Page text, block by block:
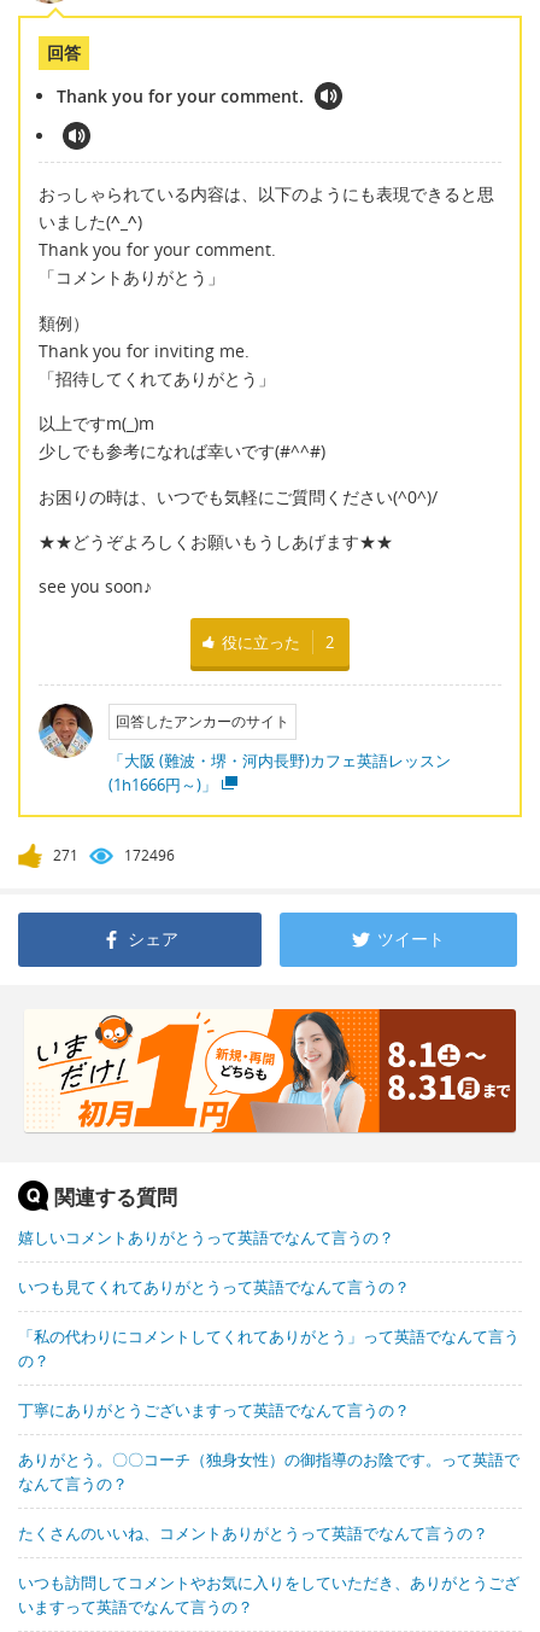
回答
Thank you for your comment.
おっしゃられている内容は、以下のようにも表現できると思
いました(^_^)
Thank you for your comment.
「コメントありがとう」
類例）
Thank you for inviting me.
「招待してくれてありがとう」
以上ですm(_)m
少しでも参考になれば幸いです(#^^#)
お困りの時は、いつでも気軽にご質問ください(^0^)/
★★どうぞよろしくお願いもうしあげます★★
see you soon♪
役に立った 2
回答したアンカーのサイト
「大阪 (難波・堺・河内長野)カフェ英語レッスン
(1h1666円～)」
271 172496
シェア ツイート
関連する質問
嬉しいコメントありがとうって英語でなんて言うの？
いつも見てくれてありがとうって英語でなんて言うの？
「私の代わりにコメントしてくれてありがとう」って英語でなんて言う
の？
丁寧にありがとうございますって英語でなんて言うの？
ありがとう。〇〇コーチ（独身女性）の御指導のお陰です。って英語で
なんて言うの？
たくさんのいいね、コメントありがとうって英語でなんて言うの？
いつも訪問してコメントやお気に入りをしていただき、ありがとうござ
いますって英語でなんて言うの？